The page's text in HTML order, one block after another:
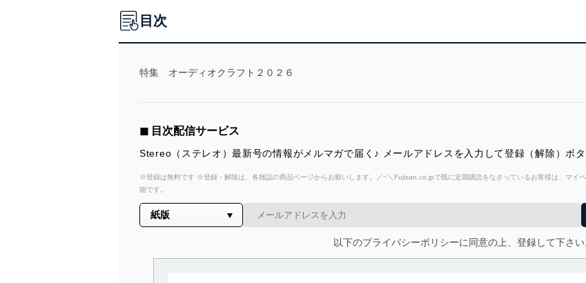
目次
特集 オーディオクラフト２０２６
◼︎ 目次配信サービス
Stereo（ステレオ）最新号の情報がメルマガで届く♪ メールアドレスを入力して登録（解除）ボタ
※登録は無料です ※登録・解除は、各雑誌の商品ページからお願いします。／~＼Fujisan.co.jpで既に定期購読をなさっているお客様は、マイ
能です。
以下のプライバシーポリシーに同意の上、登録して下さい